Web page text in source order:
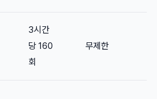
3시간
당 160
회
무제한